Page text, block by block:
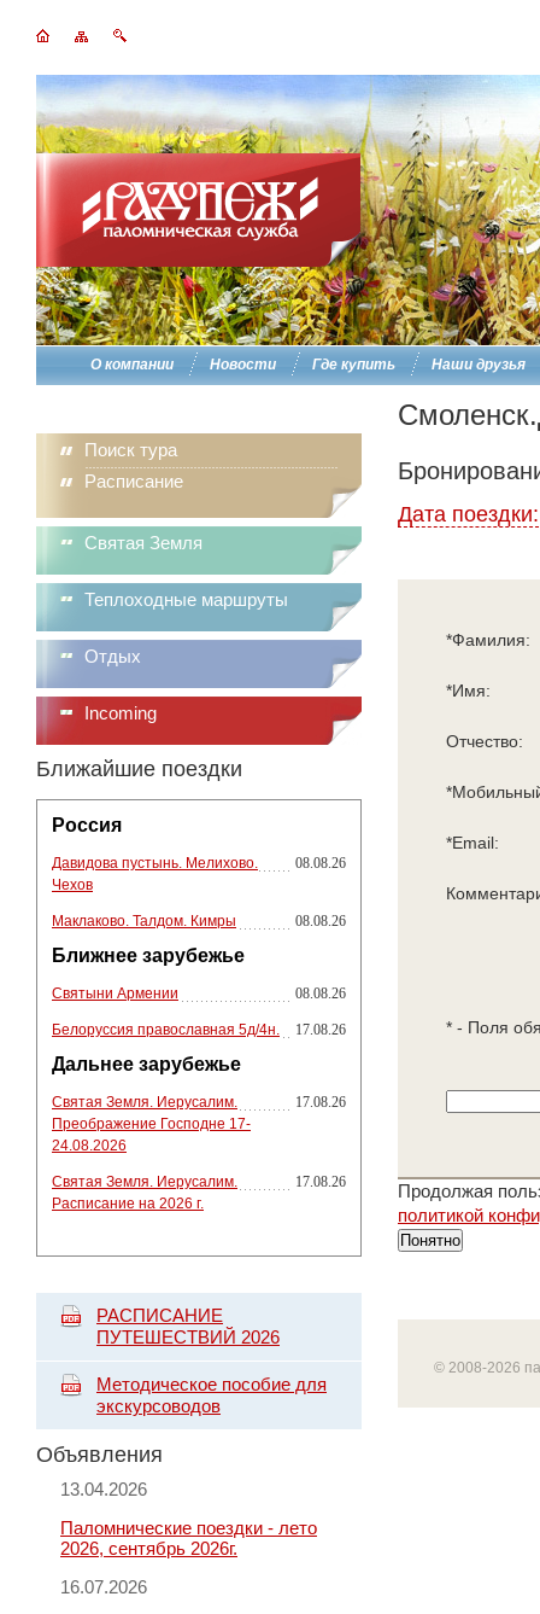
О компании Новости Где купить Наши друзья
Поиск тура
Расписание
Святая Земля
Теплоходные маршруты
Отдых
Incoming
Ближайшие поездки
Россия
Давидова пустынь. Мелихово.
Чехов
08.08.26
Маклаково. Талдом. Кимры 08.08.26
Ближнее зарубежье
Святыни Армении 08.08.26
Белоруссия православная 5д/4н. 17.08.26
Дальнее зарубежье
Святая Земля. Иерусалим.
Преображение Господне 17-
24.08.2026
17.08.26
Святая Земля. Иерусалим.
Расписание на 2026 г.
17.08.26
РАСПИСАНИЕ
ПУТЕШЕСТВИЙ 2026
Методическое пособие для
экскурсоводов
Объявления
13.04.2026
Паломнические поездки - лето
2026, сентябрь 2026г.
16.07.2026
Дата
*Фамилия:
*Имя:
Отчество:
*Email:
* - Поля
Продолжая
политикой
Понятно
© 2008-2026